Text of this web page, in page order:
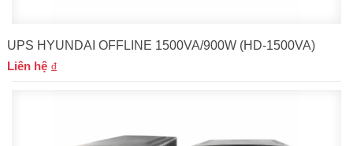
UPS HYUNDAI OFFLINE 1500VA/900W (HD-1500VA)
Liên hệ